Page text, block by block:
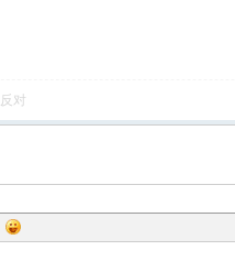
反对